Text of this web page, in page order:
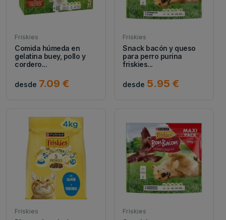
Friskies
Comida húmeda en
gelatina buey, pollo y
cordero...
desde 7.09 €
Friskies
Snack bacón y queso
para perro purina
friskies...
desde 5.95 €
Friskies Friskies